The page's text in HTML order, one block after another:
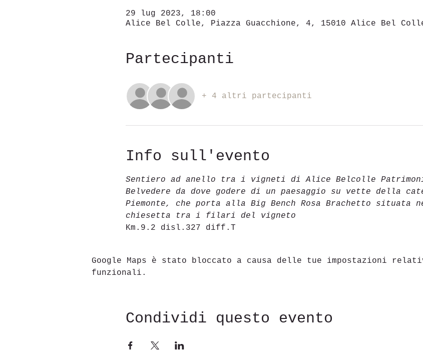
29 lug 2023, 18:00
Alice Bel Colle, Piazza Guacchione, 4, 15010 Alice Bel
Partecipanti
+ 4 altri partecipanti
Info sull'evento
Sentiero ad anello tra i vigneti di Alice Belcolle
Belvedere da dove godere di un paesaggio su vette della
Piemonte, che porta alla Big Bench Rosa Brachetto situata
chiesetta tra i filari del vigneto
Km.9.2 disl.327 diff.T
Google Maps è stato bloccato a causa delle tue impostazioni
funzionali.
Condividi questo evento